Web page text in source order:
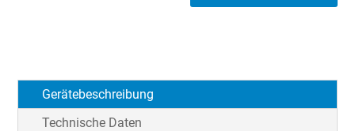
Gerätebeschreibung
Technische Daten